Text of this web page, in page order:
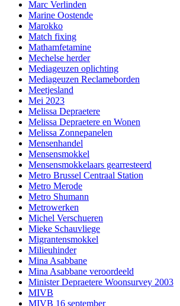
Marc Verlinden
Marine Oostende
Marokko
Match fixing
Mathamfetamine
Mechelse herder
Mediageuzen oplichting
Mediageuzen Reclameborden
Meetjesland
Mei 2023
Melissa Depraetere
Melissa Depraetere en Wonen
Melissa Zonnepanelen
Mensenhandel
Mensensmokkel
Mensensmokkelaars gearresteerd
Metro Brussel Centraal Station
Metro Merode
Metro Shumann
Metrowerken
Michel Verschueren
Mieke Schauvliege
Migrantensmokkel
Milieuhinder
Mina Asabbane
Mina Asabbane veroordeeld
Minister Depraetere Woonsurvey 2003
MIVB
MIVB 16 september